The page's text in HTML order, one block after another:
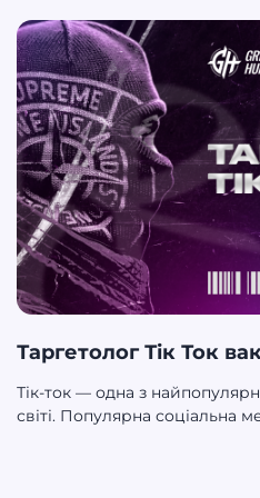
лицензией Анжуан,
СНГ, приоритетное ГЕО — Казахстан.
2023 году, а запуск самой
состоялся в 2024. Благодаря
пользователей, партнёры
выжженный трафик, что
конверсию и доходность на
Таргетолог Тік Ток
Тік-ток — одна з
світі. Популярна соціальна